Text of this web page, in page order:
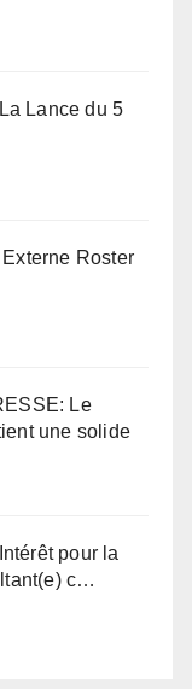
Lance du 5
Roster
Le
une solide
pour la
c…